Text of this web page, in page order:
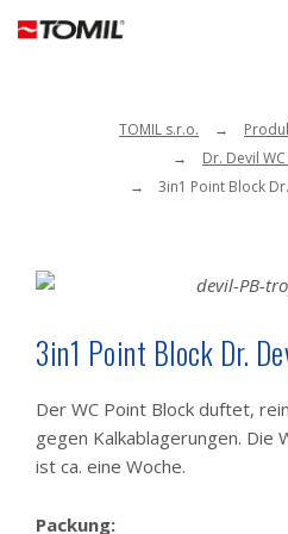
TOMIL s.r.o.
Dr. Devil
3in1 Point Block
3in1 Point Block Dr.
Der WC Point Block duftet,
gegen Kalkablagerungen. Die
ist ca. eine Woche.
Packung: